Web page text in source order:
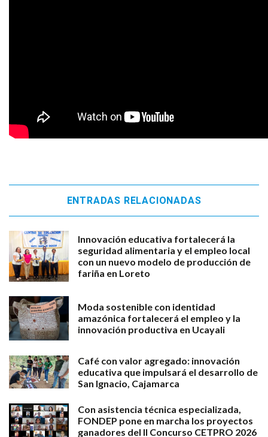
ENTRADAS RELACIONADAS
Innovación educativa fortalecerá la
seguridad alimentaria y el empleo local
con un nuevo modelo de producción de
fariña en Loreto
Moda sostenible con identidad
amazónica fortalecerá el empleo y la
innovación productiva en Ucayali
Café con valor agregado: innovación
educativa que impulsará el desarrollo de
San Ignacio, Cajamarca
Con asistencia técnica especializada,
FONDEP pone en marcha los proyectos
ganadores del II Concurso CETPRO 2026